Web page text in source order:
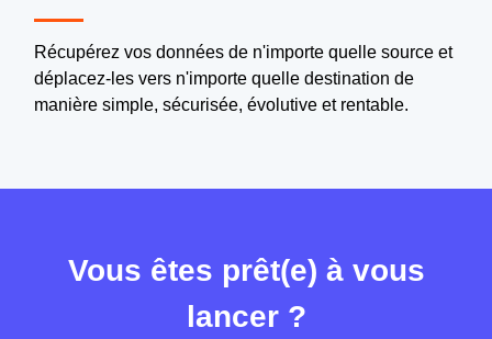
Récupérez vos données de n'importe quelle source et
déplacez-les vers n'importe quelle destination de
manière simple, sécurisée, évolutive et rentable.
Vous êtes prêt(e) à vous
lancer ?